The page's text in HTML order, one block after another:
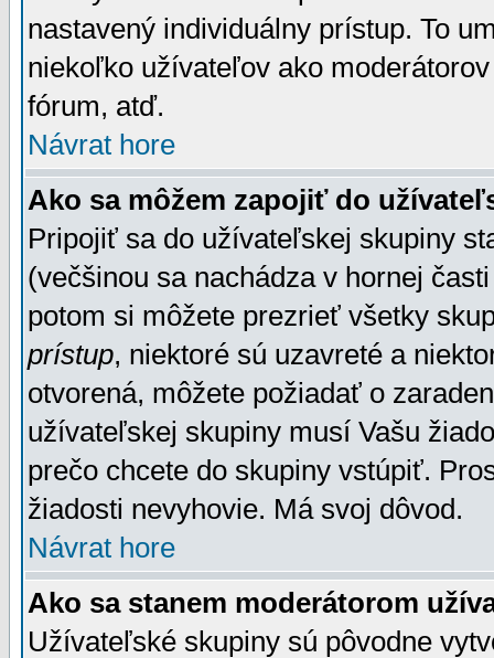
nastavený individuálny prístup. To
niekoľko užívateľov ako
fórum, atď.
Návrat hore
Ako sa môžem zapojiť do
Pripojiť sa do užívateľskej skupiny
(večšinou sa nachádza v hornej
potom si môžete prezrieť všetky
prístup, niektoré sú uzavreté a
otvorená, môžete požiadať o
užívateľskej skupiny musí Vašu
prečo chcete do skupiny vstúpiť.
žiadosti nevyhovie. Má svoj dôvod.
Návrat hore
Ako sa stanem moderátorom
Užívateľské skupiny sú pôvodne